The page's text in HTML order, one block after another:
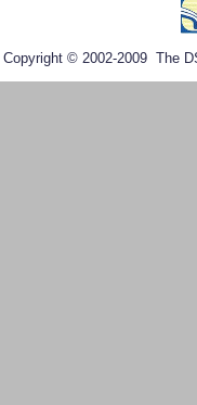
Copyright © 2002-2009 The